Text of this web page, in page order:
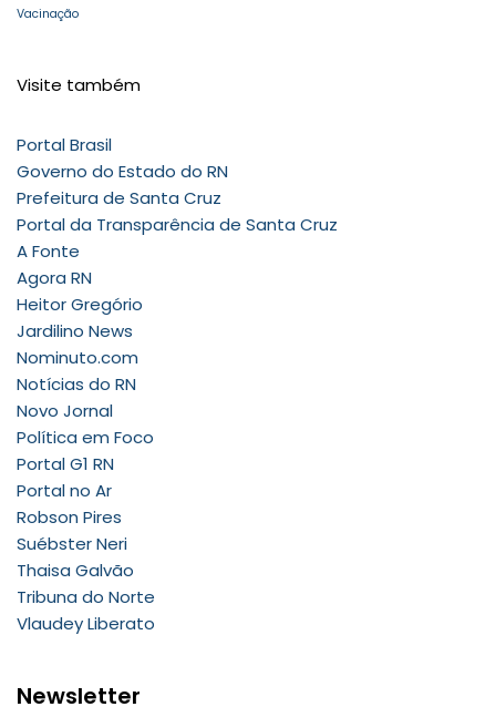
Vacinação
Visite também
Portal Brasil
Governo do Estado do RN
Prefeitura de Santa Cruz
Portal da Transparência de Santa Cruz
A Fonte
Agora RN
Heitor Gregório
Jardilino News
Nominuto.com
Notícias do RN
Novo Jornal
Política em Foco
Portal G1 RN
Portal no Ar
Robson Pires
Suébster Neri
Thaisa Galvão
Tribuna do Norte
Vlaudey Liberato
Newsletter